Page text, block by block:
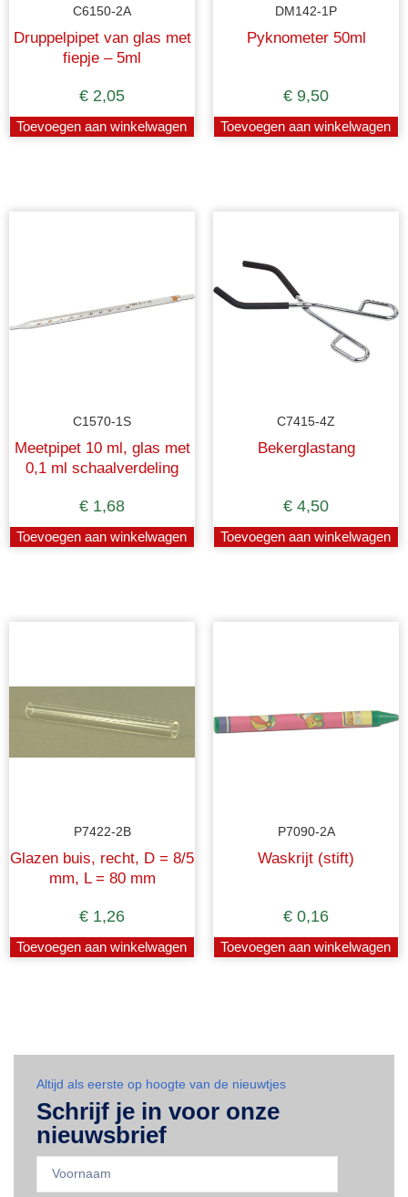
C6150-2A
Druppelpipet van glas met
fiepje – 5ml
€ 2,05
Toevoegen aan winkelwagen
DM142-1P
Pyknometer 50ml
€ 9,50
Toevoegen aan winkelwagen
C1570-1S
Meetpipet 10 ml, glas met
0,1 ml schaalverdeling
€ 1,68
Toevoegen aan winkelwagen
C7415-4Z
Bekerglastang
€ 4,50
Toevoegen aan winkelwagen
P7422-2B
Glazen buis, recht, D = 8/5
mm, L = 80 mm
€ 1,26
Toevoegen aan winkelwagen
P7090-2A
Waskrijt (stift)
€ 0,16
Toevoegen aan winkelwagen
Altijd als eerste op hoogte van de nieuwtjes
Schrijf je in voor onze
nieuwsbrief